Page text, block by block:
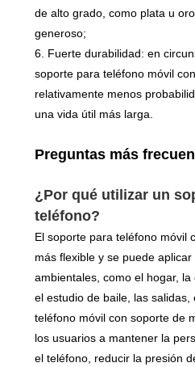
de alto grado, como plata u
generoso;
6. Fuerte durabilidad: en
soporte para teléfono móvil
relativamente menos
una vida útil más larga.
Preguntas más
¿Por qué utilizar un
teléfono?
El soporte para teléfono móvil
más flexible y se puede
ambientales, como el hogar,
el estudio de baile, las salidas,
teléfono móvil con soporte de
los usuarios a mantener la
el teléfono, reducir la presión